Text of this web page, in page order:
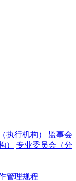
执行机构）
监事会
）
专业委员会（分
管理规程